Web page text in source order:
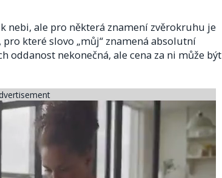
nebi, ale pro některá znamení zvěrokruhu je
které slovo „můj“ znamená absolutní
oddanost nekonečná, ale cena za ni může být